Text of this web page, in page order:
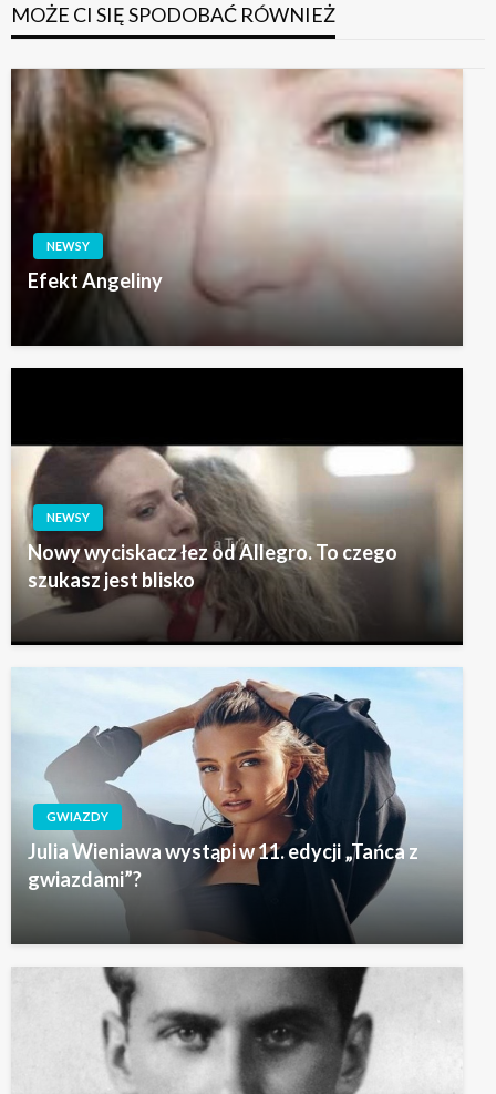
MOŻE CI SIĘ SPODOBAĆ RÓWNIEŻ
NEWSY
Efekt Angeliny
NEWSY
Nowy wyciskacz łez od Allegro. To czego
szukasz jest blisko
GWIAZDY
Julia Wieniawa wystąpi w 11. edycji „Tańca z
gwiazdami”?